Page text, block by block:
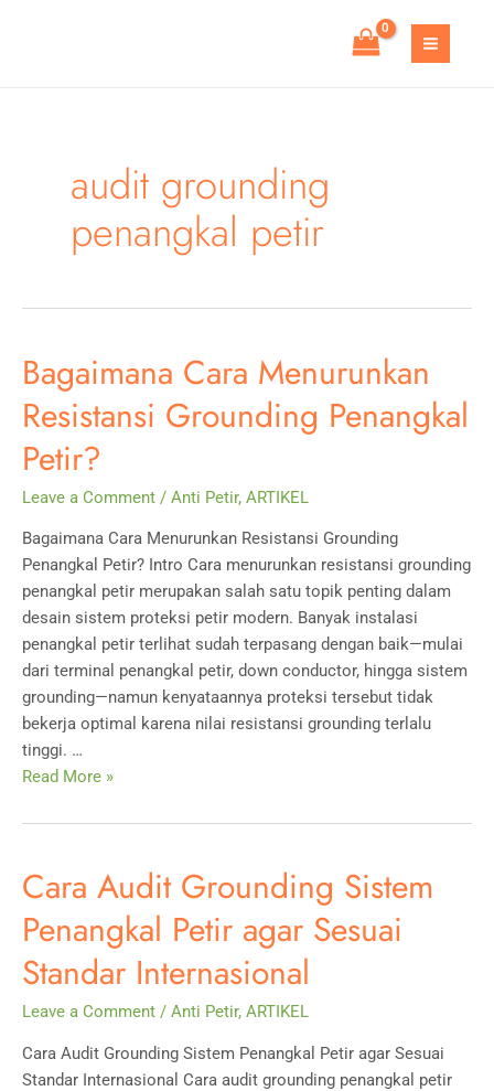
MAIN
audit grounding
penangkal petir
Bagaimana Cara Menurunkan
Resistansi Grounding Penangkal
Petir?
Leave a Comment / Anti Petir, ARTIKEL
Bagaimana Cara Menurunkan Resistansi Grounding
Penangkal Petir? Intro Cara menurunkan resistansi grounding
penangkal petir merupakan salah satu topik penting dalam
desain sistem proteksi petir modern. Banyak instalasi
penangkal petir terlihat sudah terpasang dengan baik—mulai
dari terminal penangkal petir, down conductor, hingga sistem
grounding—namun kenyataannya proteksi tersebut tidak
bekerja optimal karena nilai resistansi grounding terlalu
tinggi. …
Bagaimana
Menurunkan
Grounding
Petir?
Read More »
Cara Audit Grounding Sistem
Penangkal Petir agar Sesuai
Standar Internasional
Leave a Comment / Anti Petir, ARTIKEL
Cara Audit Grounding Sistem Penangkal Petir agar Sesuai
Standar Internasional Cara audit grounding penangkal petir